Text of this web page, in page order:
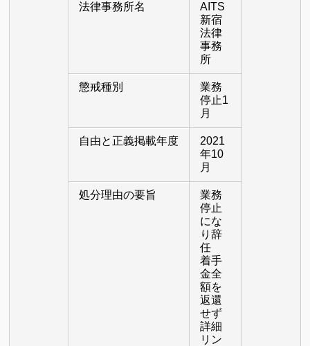
法律事務所名
AITS
新宿
法律
事務
所
懲戒種別
業務
停止1
月
自由と正義掲載年度
2021
年10
月
処分理由の要旨
業務
停止
にな
り辞
任
着手
金全
額を
返還
せず
詳細
リン